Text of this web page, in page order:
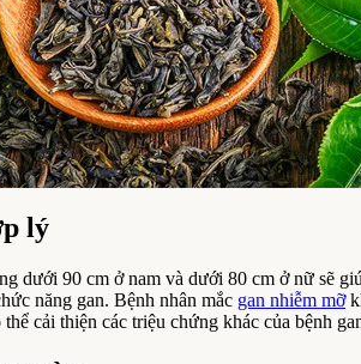
lý
dưới 90 cm ở nam và dưới 80 cm ở nữ sẽ
năng gan. Bệnh nhân mắc gan nhiễm mỡ
cải thiện các triệu chứng khác của bệnh